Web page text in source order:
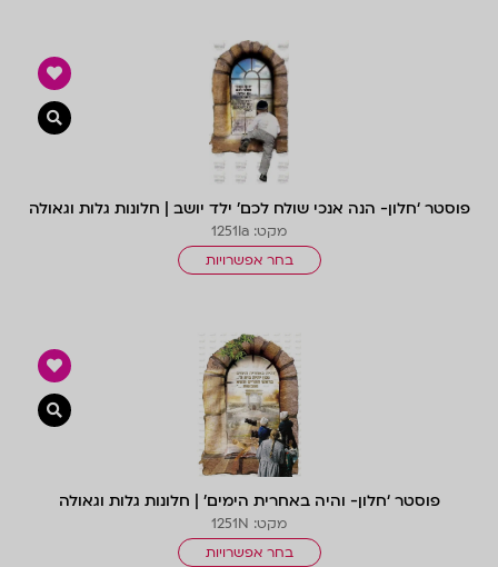
פוסטר ‘חלון- הנה אנכי שולח לכם’ ילד יושב | חלונות גלות וגאולה
מקט: 1251Ia
בחר אפשרויות
פוסטר ‘חלון- והיה באחרית הימים’ | חלונות גלות וגאולה
מקט: 1251N
בחר אפשרויות